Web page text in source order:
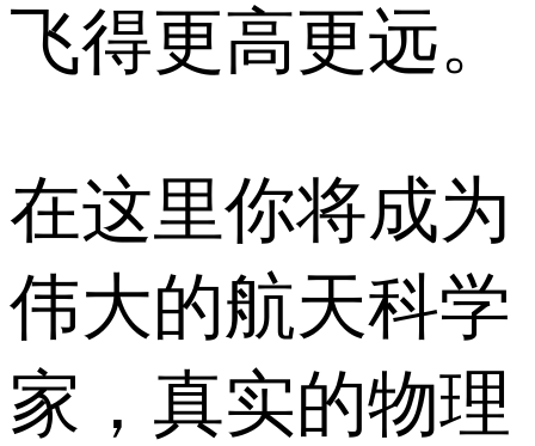
飞得更高更远。
在这里你将成为
伟大的航天科学
家，真实的物理